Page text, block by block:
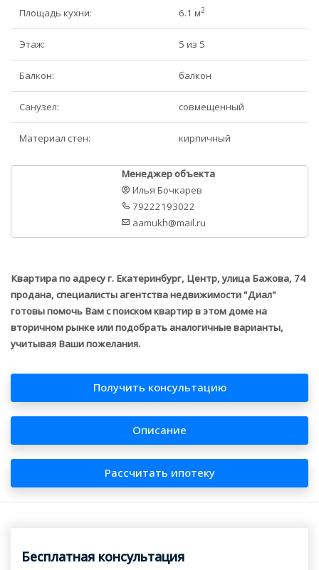
Площадь кухни: 6.1 м2
Этаж: 5 из 5
Балкон: балкон
Санузел: совмещенный
Материал стен: кирпичный
Менеджер объекта
Илья Бочкарев
79222193022
aamukh@mail.ru
Квартира по адресу г. Екатеринбург, Центр, улица Бажова, 74
продана, специалисты агентства недвижимости "Диал"
готовы помочь Вам с поиском квартир в этом доме на
вторичном рынке или подобрать аналогичные варианты,
учитывая Ваши пожелания.
Получить консультацию
Описание
Рассчитать ипотеку
Бесплатная консультация